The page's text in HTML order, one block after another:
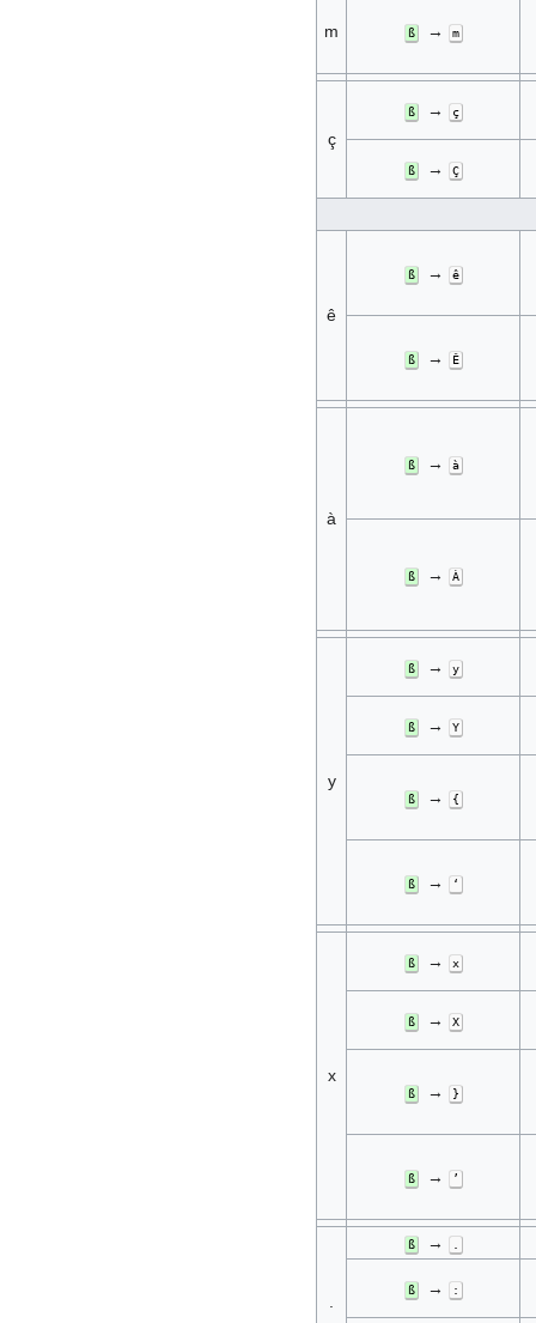
m ß → m
ç
ß → ç
ß → Ç
ê
ß → ê
ß → Ê
à
ß → à
ß → À
y
ß → y
ß → Y
ß → {
ß → ‘
x
ß → x
ß → X
ß → }
ß → ʼ
.
ß → .
ß → :